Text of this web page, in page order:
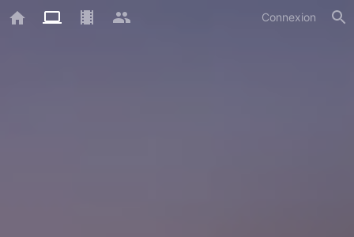
Connexion